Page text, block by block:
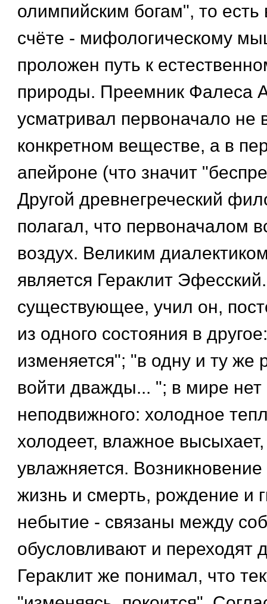
олимпийским богам", то есть
счёте - мифологическому
проложен путь к
природы. Преемник Фалеса
усматривал первоначало не
конкретном веществе, а в
апейроне (что значит
Другой древнегреческий
полагал, что первоначалом
воздух. Великим
является Гераклит
существующее, учил он,
из одного состояния в
изменяется"; "в одну и ту же
войти дважды... "; в мире нет
неподвижного: холодное
холодеет, влажное высыхает,
увлажняется.
жизнь и смерть, рождение и
небытие - связаны между
обусловливают и переходят
Гераклит же понимал, что